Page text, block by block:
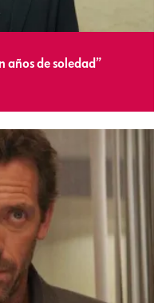
años de soledad”